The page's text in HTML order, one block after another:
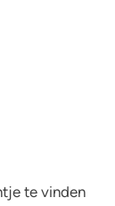
te vinden